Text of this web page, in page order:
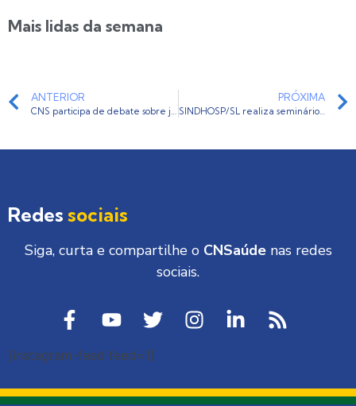
Mais lidas da semana
ANTERIOR PRÓXIMA
SINDHOSP/SL realiza seminário sobre reforma trabalhista
Redes sociais
Siga, curta e compartilhe o CNSaúdenas redes
sociais.
[instagram-feed feed=1]